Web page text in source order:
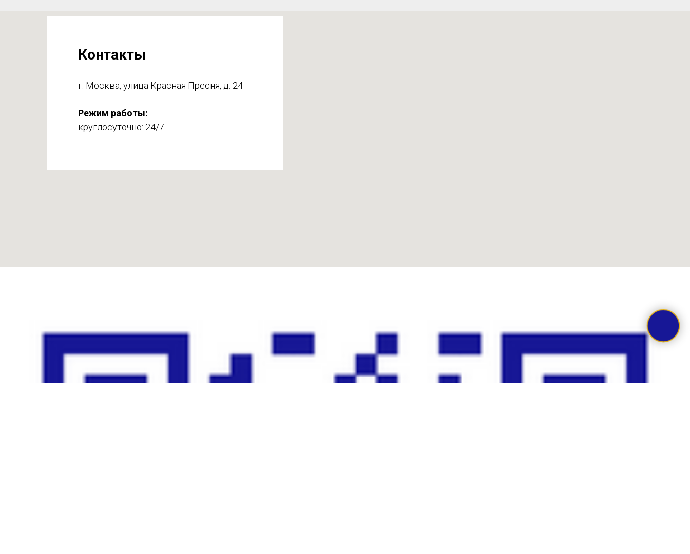
Контакты
г. Москва, улица Красная Пресня, д. 24
Режим работы:
круглосуточно: 24/7